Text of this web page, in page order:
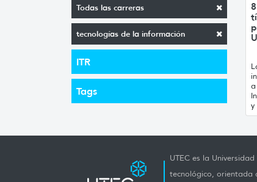
Todas las carreras
tecnologías de la información
ITR
Tags
a
y
UTEC es la
tecnológico, orientada